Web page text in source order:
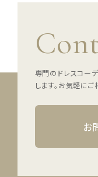
専門のドレスコー
します。 お気軽にご
お